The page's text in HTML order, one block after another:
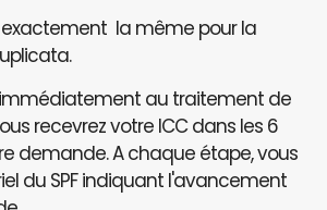
exactement la même pour la
au traitement de
recevrez votre ICC dans les 6
demande. A chaque étape, vous
du SPF indiquant l'avancement